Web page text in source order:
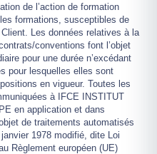
de l’action de formation
formations, susceptibles de
Les données relatives à la
conventions font l’objet
pour une durée n’excédant
pour lesquelles elles sont
en vigueur. Toutes les
à IFCE INSTITUT
en application et dans
de traitements automatisés
1978 modifié, dite Loi
Règlement européen (UE)